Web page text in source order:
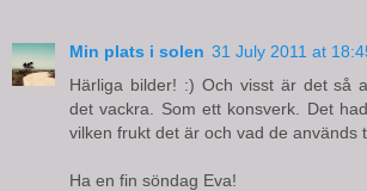
Min plats i solen 31 July 2011 at
Härliga bilder! :) Och visst är det så
det vackra. Som ett konsverk. Det
vilken frukt det är och vad de används
Ha en fin söndag Eva!